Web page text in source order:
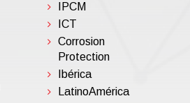
IPCM
ICT
Corrosion
Protection
Ibérica
LatinoAmérica